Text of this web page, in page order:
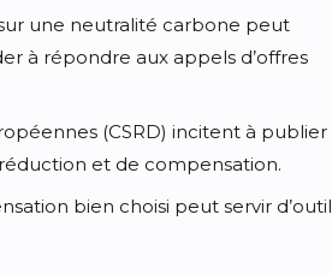
une neutralité carbone peut
à répondre aux appels d’offres
(CSRD) incitent à publier
et de compensation.
bien choisi peut servir d’outil